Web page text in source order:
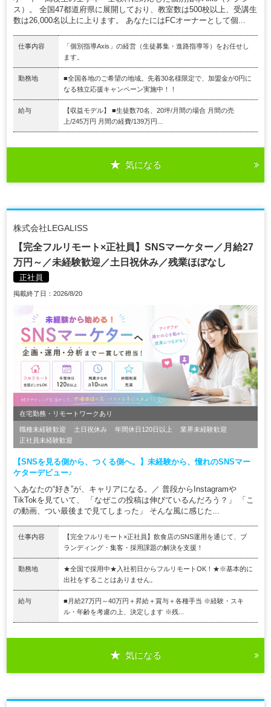
ス）。 全国47都道府県に展開しており、教室数は500校以上、受講生
数は26,000名以上に上ります。 あなたにはFCオーナーとして個...
仕事内容
「個別指導Axis」の経営（生徒募集・進路指導等）をお任せし
ます。
勤務地
■全国各地のご希望の地域。先着30名様限定で、加盟金が0円に
なる独立応援キャンペーン実施中！！
給与
【収益モデル】 ■生徒数70名、20坪/月間の場合 月間の売
上/245万円 月間の経費/139万円...
気になる
株式会社LEGALISS
【完全フルリモート×正社員】SNSマーケター／月給27
万円～／未経験歓迎／土日祝休み／残業ほぼなし
正社員
掲載終了日：2026/8/20
在宅勤務・リモートワークあり
職種未経験歓迎 土日祝休み 年間休日120日以上
業界未経験歓迎
正社員未経験歓迎
【SNSを見る側から、つくる側へ。】未経験から、憧れのSNSマー
ケターデビュー♪
＼あなたの“好き”が、キャリアになる。／ 普段からInstagramや
TikTokを見ていて、 「なぜこの投稿は伸びているんだろう？」 「こ
の動画、つい最後まで見てしまった」 そんな風に感じた...
仕事内容
【完全フルリモート×正社員】飲食店のSNS運用を通じて、ブ
ランディング・集客・採用課題の解決を支援！
勤務地
★全国で採用中★入社初日からフルリモートOK！★※基本的に
出社をすることはありません。
給与
■月給27万円～40万円＋昇給＋賞与＋各種手当 ※経験・スキ
ル・年齢を考慮の上、決定します ※残...
気になる